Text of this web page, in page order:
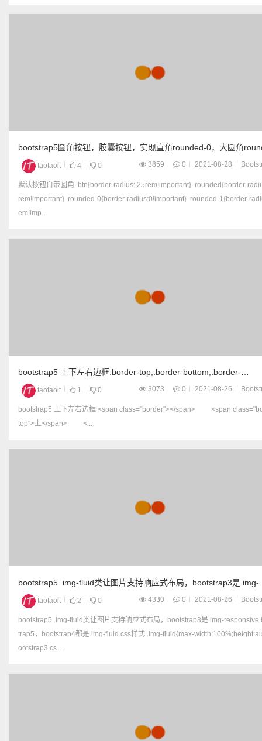
bootstrap5圆角按钮，胶囊按钮，实现直角rounded-0，大圆角
3，小圆角rounded-1
taotaoit 4 0 3859 0 2021-08-28
默认按钮自带圆角 .btn{border-radius:.25rem!important} .rounded{border-radius:.25
rem!important} .rounded-0{border-radius:0!important} .rounded-1{border-
em!imp...
bootstrap5 上下左右边框.border-top,.border-bottom,.border-
start,.border-end
taotaoit 1 0 3073 0 2021-08-26
bootstrap5 上下左右边框 <span class="border"></span> <span class="border-
top">上</span> <...
bootstrap5 .img-fluid类让图片支持响应式布局，bootstrap3是.img-
responsive
taotaoit 2 0 4330 0 2021-08-26
bootstrap5 .img-fluid类让图片支持响应式布局，bootstrap3是.img-responsive boots
trap5，bootstrap4都是.img-fluid css样式 .img-fluid{max-width:100%;height:auto} b
ootstrap3 cs...